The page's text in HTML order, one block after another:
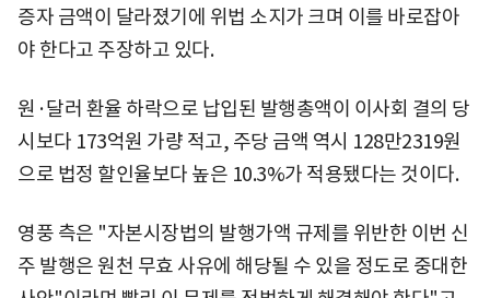
증자 금액이 달라졌기에 위법 소지가 크며 이를 바로잡아
야 한다고 주장하고 있다.
원·달러 환율 하락으로 납입된 발행총액이 이사회 결의 당
시보다 173억원 가량 적고, 주당 금액 역시 128만2319원
으로 법정 할인율보다 높은 10.3%가 적용됐다는 것이다.
영풍 측은 "자본시장법의 발행가액 규제를 위반한 이번 신
주 발행은 원천 무효 사유에 해당될 수 있을 정도로 중대한